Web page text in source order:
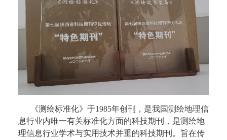
《测绘标准化》于1985年创刊，是我国测绘地理信
息行业内唯一有关标准化方面的科技期刊，是测绘地
理信息行业学术与实用技术并重的科技期刊。旨在传